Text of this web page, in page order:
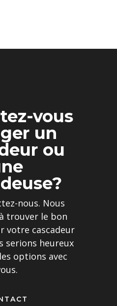
vous
un
ou
nous. Nous
trouver le bon
votre cascadeur
serions heureux
options avec